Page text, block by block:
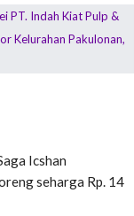
Icshan
seharga Rp. 14